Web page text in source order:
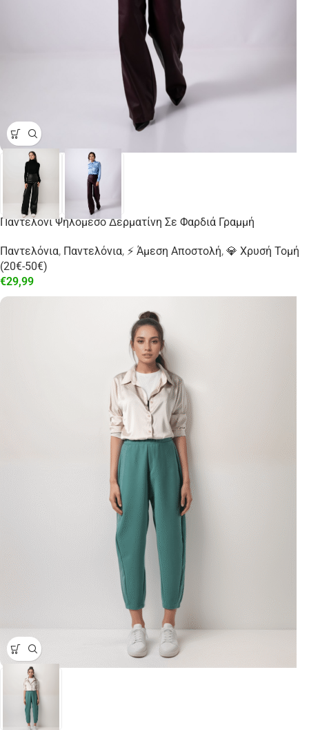
Παντελόνι Ψηλόμεσο Δερματίνη Σε Φαρδιά Γραμμή
Παντελόνια, Παντελόνια, ⚡ Άμεση Αποστολή, 💎 Χρυσή Τομή
(20€-50€)
€29,99